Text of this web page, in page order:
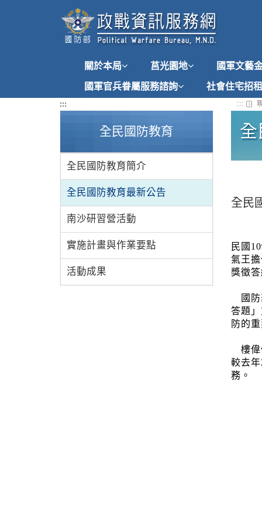
關於本局 莒光園地 國軍文藝
國軍官兵眷屬服務諮詢 社會住宅招
:::
全民國防教育
全民國防教育簡介
全民國防教育最新公告
南沙研習營活動
實施計畫與作業要點
活動成果
::: 現
全民
民國
氣王
獎徵答
國防
答題
防的
樓偉
較去
務。